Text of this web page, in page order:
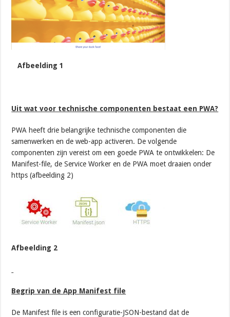
Afbeelding 1
Uit wat voor technische componenten bestaat een PWA?
PWA heeft drie belangrijke technische componenten die
samenwerken en de web-app activeren. De volgende
componenten zijn vereist om een ​​goede PWA te ontwikkelen: De
Manifest-file, de Service Worker en de PWA moet draaien onder
https (afbeelding 2)
Afbeelding 2
Begrip van de App Manifest file
De Manifest file is een configuratie-JSON-bestand dat de